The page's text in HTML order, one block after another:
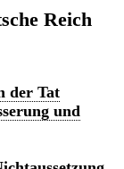
Reich
der Tat
und